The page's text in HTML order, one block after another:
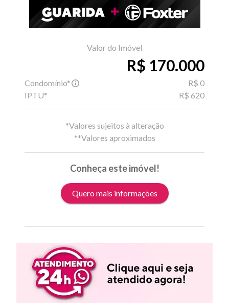
Valor do Imóvel
R$ 170.000
Condomínio*
R$ 0
IPTU*
R$ 620
*Valores sujeitos à alteração
**Valores aproximados
Conheça este imóvel!
Quero mais informações